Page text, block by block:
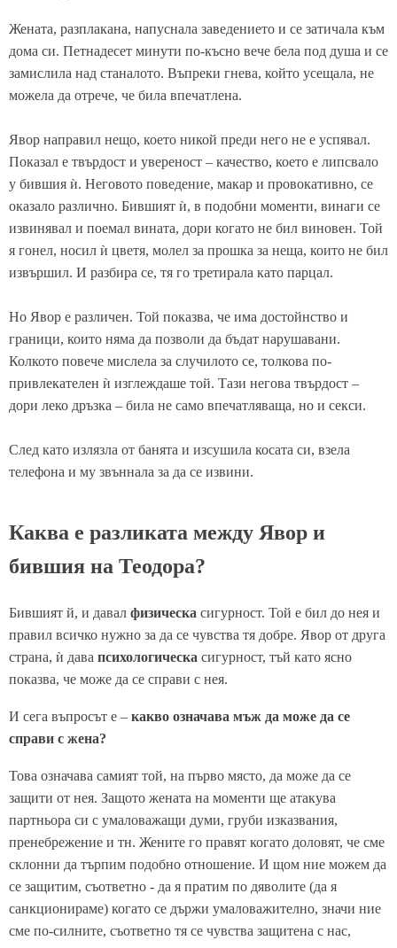
Жената, разплакана, напуснала заведението и се затичала към
дома си. Петнадесет минути по-късно вече бела под душа и се
замислила над станалото. Въпреки гнева, който усещала, не
можела да отрече, че била впечатлена.
Явор направил нещо, което никой преди него не е успявал.
Показал е твърдост и увереност – качество, което е липсвало
у бившия ѝ. Неговото поведение, макар и провокативно, се
оказало различно. Бившият ѝ, в подобни моменти, винаги се
извинявал и поемал вината, дори когато не бил виновен. Той
я гонел, носил ѝ цветя, молел за прошка за неща, които не бил
извършил. И разбира се, тя го третирала като парцал.
Но Явор е различен. Той показва, че има достойнство и
граници, които няма да позволи да бъдат нарушавани.
Колкото повече мислела за случилото се, толкова по-
привлекателен ѝ изглеждаше той. Тази негова твърдост –
дори леко дръзка – била не само впечатляваща, но и секси.
След като излязла от банята и изсушила косата си, взела
телефона и му звъннала за да се извини.
Каква е разликата между Явор и
бившия на Теодора?
Бившият й, и давал физическа сигурност. Той е бил до нея и
правил всичко нужно за да се чувства тя добре. Явор от друга
страна, ѝ дава психологическа сигурност, тъй като ясно
показва, че може да се справи с нея.
И сега въпросът е – какво означава мъж да може да се
справи с жена?
Това означава самият той, на първо място, да може да се
защити от нея. Защото жената на моменти ще атакува
партньора си с умаловажащи думи, груби изказвания,
пренебрежение и тн. Жените го правят когато доловят, че сме
склонни да търпим подобно отношение. И щом ние можем да
се защитим, съответно - да я пратим по дяволите (да я
санкционираме) когато се държи умаловажително, значи ние
сме по-силните, съответно тя се чувства защитена с нас,